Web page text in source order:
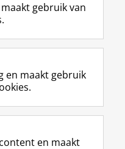
F
a
e
b
o
p
L
i
k
e
I
-
R
S
-
f
e
R
I
n
t
r
m
Y
o
T
e
k
gebruik van
en maakt gebruik
en maakt